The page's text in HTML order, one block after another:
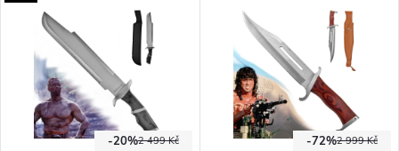
2 499 Kč
-20% 2 999 Kč
-72%